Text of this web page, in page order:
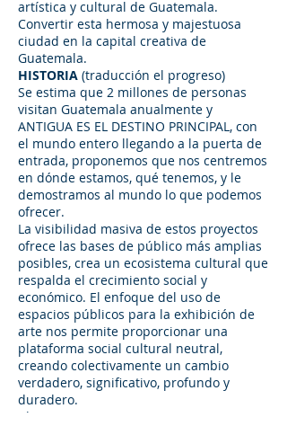
artística y cultural de Guatemala.
Convertir esta hermosa y majestuosa
ciudad en la capital creativa de
Guatemala.
HISTORIA (traducción el progreso)
Se estima que 2 millones de personas
visitan Guatemala anualmente y
ANTIGUA ES EL DESTINO PRINCIPAL, con
el mundo entero llegando a la puerta de
entrada, proponemos que nos centremos
en dónde estamos, qué tenemos, y le
demostramos al mundo lo que podemos
ofrecer.
La visibilidad masiva de estos proyectos
ofrece las bases de público más amplias
posibles, crea un ecosistema cultural que
respalda el crecimiento social y
económico. El enfoque del uso de
espacios públicos para la exhibición de
arte nos permite proporcionar una
plataforma social cultural neutral,
creando colectivamente un cambio
verdadero, significativo, profundo y
duradero.
Al crearse una puerta, se crea una